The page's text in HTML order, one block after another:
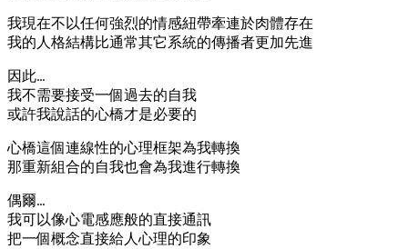
我現在不以任何強烈的情感紐帶牽連於肉體存在
我的人格結構比通常其它系統的傳播者更加先進
因此…
我不需要接受一個過去的自我
或許我說話的心橋才是必要的
心橋這個連線性的心理框架為我轉換
那重新組合的自我也會為我進行轉換
偶爾…
我可以像心電感應般的直接通訊
把一個概念直接給人心理的印象